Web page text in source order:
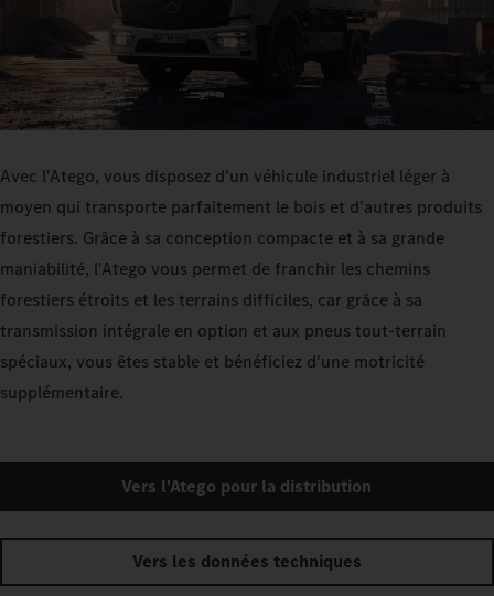
Avec l'Atego, vous disposez d'un véhicule industriel léger à
moyen qui transporte parfaitement le bois et d'autres produits
forestiers. Grâce à sa conception compacte et à sa grande
maniabilité, l'Atego vous permet de franchir les chemins
forestiers étroits et les terrains difficiles, car grâce à sa
transmission intégrale en option et aux pneus tout-terrain
spéciaux, vous êtes stable et bénéficiez d'une motricité
supplémentaire.
Vers l'Atego pour la distribution
Vers les données techniques